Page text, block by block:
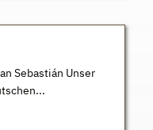
Sebastián Unser